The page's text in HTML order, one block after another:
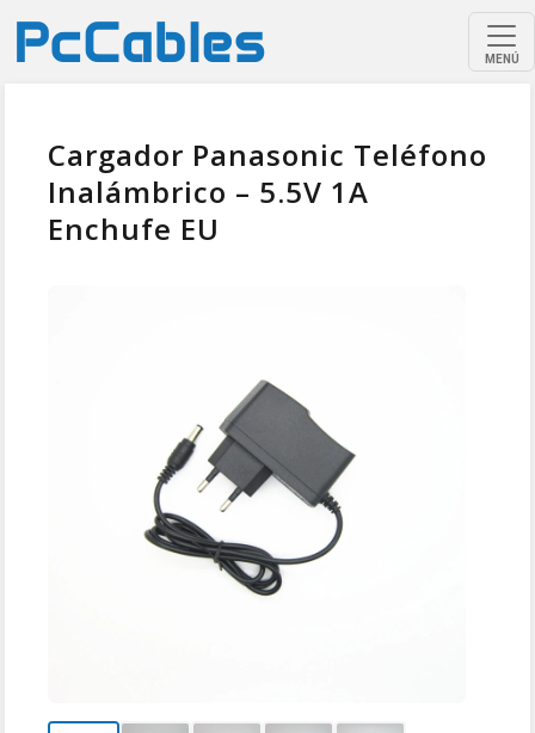
MENÚ
Cargador Panasonic Teléfono
Inalámbrico – 5.5V 1A
Enchufe EU